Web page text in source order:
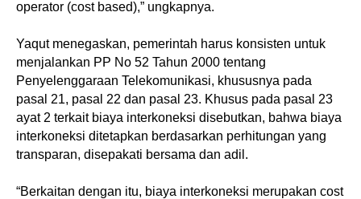
operator (cost based),” ungkapnya.
Yaqut menegaskan, pemerintah harus konsisten untuk
menjalankan PP No 52 Tahun 2000 tentang
Penyelenggaraan Telekomunikasi, khususnya pada
pasal 21, pasal 22 dan pasal 23. Khusus pada pasal 23
ayat 2 terkait biaya interkoneksi disebutkan, bahwa biaya
interkoneksi ditetapkan berdasarkan perhitungan yang
transparan, disepakati bersama dan adil.
“Berkaitan dengan itu, biaya interkoneksi merupakan cost